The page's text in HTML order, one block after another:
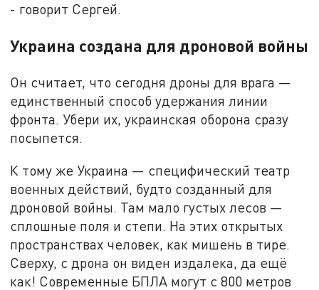
- говорит Сергей.
Украина создана для дроновой войны
Он считает, что сегодня дроны для врага —
единственный способ удержания линии
фронта. Убери их, украинская оборона сразу
посыпется.
К тому же Украина — специфический театр
военных действий, будто созданный для
дроновой войны. Там мало густых лесов —
сплошные поля и степи. На этих открытых
пространствах человек, как мишень в тире.
Сверху, с дрона он виден издалека, да ещё
как! Современные БПЛА могут с 800 метров